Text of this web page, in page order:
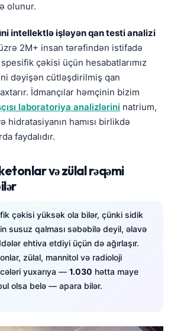
olunur.
intellektlə işləyən qan testi analizi
2M+ insan tərəfindən istifadə
çəkisi üçün hesabatlarımız
dəyişən cütləşdirilmiş qan
İdmançılar həmçinin bizim
laboratoriya analizlərini natrium,
hidratasiyanın hamısı birlikdə
faydalıdır.
və zülal rəqəmi
çəkisi yüksək ola bilər, çünki sidik
susuz qalması səbəbilə deyil, əlavə
ehtiva etdiyi üçün də ağırlaşır.
zülal, mannitol və radioloji
yuxarıya — 1.030 hətta maye
olsa belə — apara bilər.